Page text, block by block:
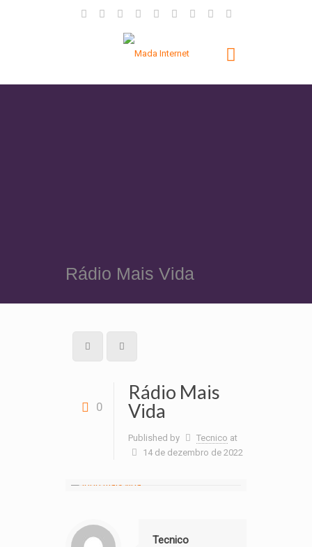
Rádio Mais Vida
0
Rádio Mais
Vida
Published by Tecnico at
14 de dezembro de 2022
Tecnico